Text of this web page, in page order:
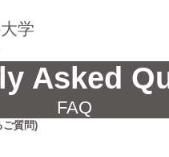
学
Asked
FAQ
ご質問)